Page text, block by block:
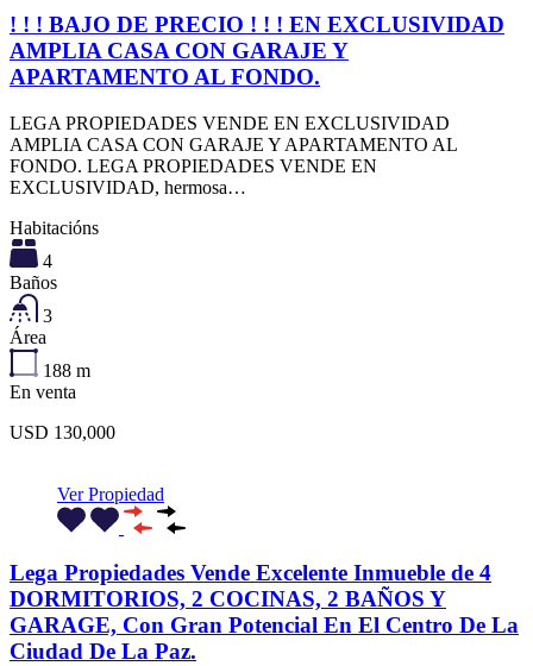
! ! ! BAJO DE PRECIO ! ! ! EN EXCLUSIVIDAD
AMPLIA CASA CON GARAJE Y
APARTAMENTO AL FONDO.
LEGA PROPIEDADES VENDE EN EXCLUSIVIDAD
AMPLIA CASA CON GARAJE Y APARTAMENTO AL
FONDO. LEGA PROPIEDADES VENDE EN
EXCLUSIVIDAD, hermosa…
Habitacións
4
Baños
3
Área
188 m
En venta
USD 130,000
Ver Propiedad
Lega Propiedades Vende Excelente Inmueble de 4
DORMITORIOS, 2 COCINAS, 2 BAÑOS Y
GARAGE, Con Gran Potencial En El Centro De La
Ciudad De La Paz.